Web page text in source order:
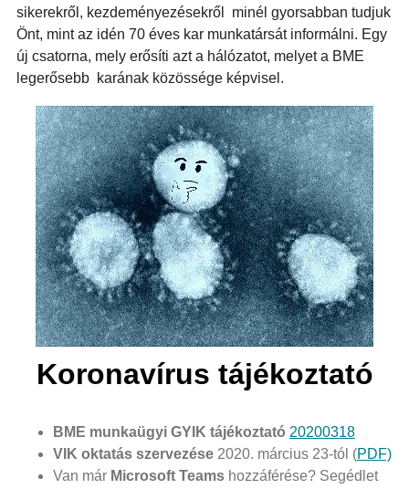
sikerekről, kezdeményezésekről minél gyorsabban tudjuk
Önt, mint az idén 70 éves kar munkatársát informálni. Egy
új csatorna, mely erősíti azt a hálózatot, melyet a BME
legerősebb karának közössége képvisel.
Koronavírus tájékoztató
BME munkaügyi GYIK tájékoztató 20200318
VIK oktatás szervezése 2020. március 23-tól (PDF)
Van már Microsoft Teams hozzáférése? Segédlet